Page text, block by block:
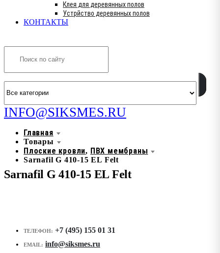
Клея для деревянных полов
Устрйство деревянных полов
КОНТАКТЫ
INFO@SIKSMES.RU
Главная
Товары
Плоские кровли, ПВХ мембраны
Sarnafil G 410-15 EL Felt
Sarnafil G 410-15 EL Felt
ТЕЛЕФОН: +7 (495) 155 01 31
EMAIL: info@siksmes.ru